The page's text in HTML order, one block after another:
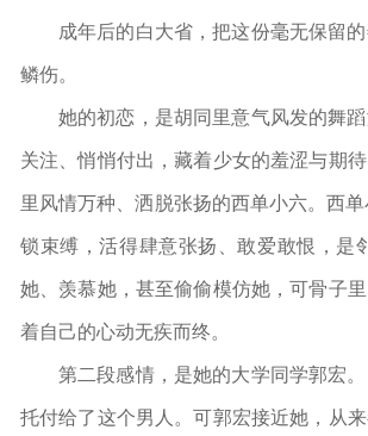
成年后的白大省，把这份毫无保留
鳞伤。
她的初恋，是胡同里意气风发的舞
关注、悄悄付出，藏着少女的羞涩与期
里风情万种、洒脱张扬的西单小六。西
锁束缚，活得肆意张扬、敢爱敢恨，是
她、羡慕她，甚至偷偷模仿她，可骨子
着自己的心动无疾而终。
第二段感情，是她的大学同学郭宏
托付给了这个男人。可郭宏接近她，从